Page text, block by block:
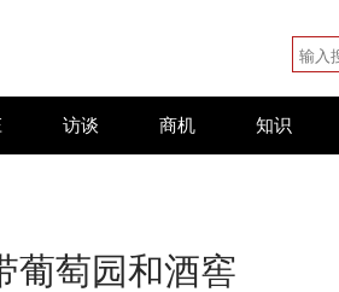
访谈 商机 知识
葡萄园和酒窖